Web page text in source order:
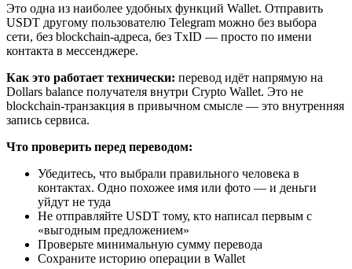
Это одна из наиболее удобных функций Wallet. Отправить
USDT другому пользователю Telegram можно без выбора
сети, без blockchain-адреса, без TxID — просто по имени
контакта в мессенджере.
Как это работает технически: перевод идёт напрямую на
Dollars balance получателя внутри Crypto Wallet. Это не
blockchain-транзакция в привычном смысле — это внутренняя
запись сервиса.
Что проверить перед переводом:
Убедитесь, что выбрали правильного человека в
контактах. Одно похожее имя или фото — и деньги
уйдут не туда
Не отправляйте USDT тому, кто написал первым с
«выгодным предложением»
Проверьте минимальную сумму перевода
Сохраните историю операции в Wallet